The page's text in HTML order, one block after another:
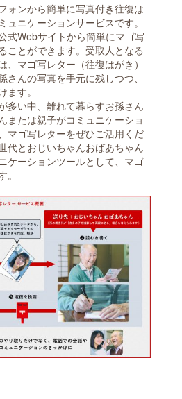
ォンから簡単に写真付き往復は
ニケーションサービスです。
式Webサイトから簡単にマゴ写
ことができます。受取人となる
マゴ写レター（往復はがき）
んの写真を手元に残しつつ、
す。
多い中、離れて暮らすお孫さん
または親子がコミュニケーショ
マゴ写レターをぜひご活用くだ
代とおじいちゃんおばあちゃん
ケーションツールとして、マゴ